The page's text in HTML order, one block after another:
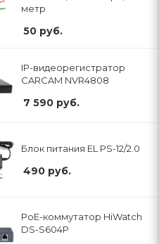
метр
50 руб.
IP-видеорегистратор
CARCAM NVR4808
7 590 руб.
Блок питания EL PS-12/2.0
490 руб.
PoE-коммутатор HiWatch
DS-S604P